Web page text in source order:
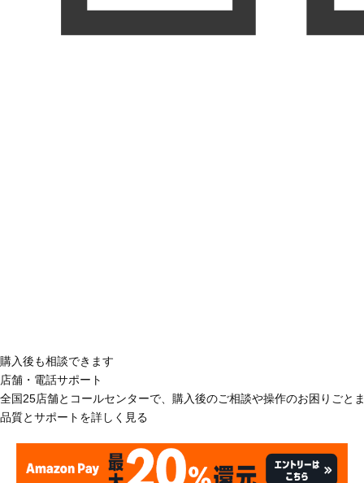
購入後も相談できます
店舗・電話サポート
全国25店舗とコールセンターで、購入後のご相談や操作のお困りごと
品質とサポートを詳しく見る